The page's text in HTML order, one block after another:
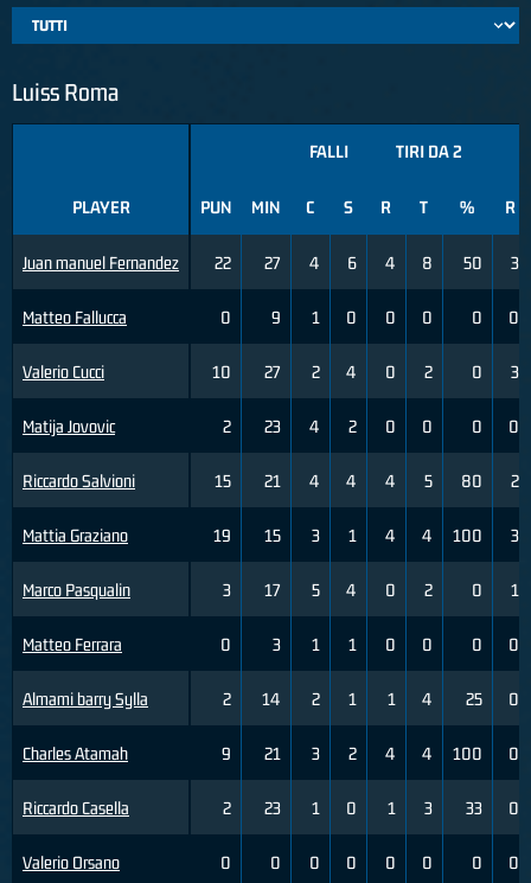
Luiss Roma
PLAYER
Juan manuel Fernandez
Matteo Fallucca
Valerio Cucci
Matija Jovovic
Riccardo Salvioni
Mattia Graziano
Marco Pasqualin
Matteo Ferrara
Almami barry Sylla
Charles Atamah
Riccardo Casella
Valerio Orsano
FALLI TIRI DA 2
PUN MIN C S R T % R
22 27 4 6 4 8 50 3
0 9 1 0 0 0 0 0
10 27 2 4 0 2 0 3
2 23 4 2 0 0 0 0
15 21 4 4 4 5 80 2
19 15 3 1 4 4 100 3
3 17 5 4 0 2 0 1
0 3 1 1 0 0 0 0
2 14 2 1 1 4 25 0
9 21 3 2 4 4 100 0
2 23 1 0 1 3 33 0
0 0 0 0 0 0 0 0